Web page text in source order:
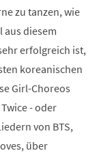
zu tanzen, wie
aus diesem
erfolgreich ist,
koreanischen
Girl-Choreos
- oder
von BTS,
über